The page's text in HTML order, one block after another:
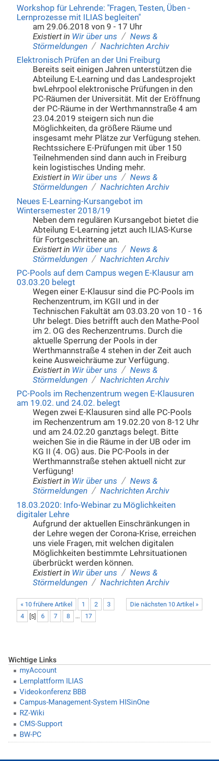
Workshop für Lehrende: "Fragen, Testen, Üben -
Lernprozesse mit ILIAS begleiten"
am 29.06.2018 von 9 - 17 Uhr
Existiert in Wir über uns / News &
Störmeldungen / Nachrichten Archiv
Elektronisch Prüfen an der Uni Freiburg
Bereits seit einigen Jahren unterstützen die
Abteilung E-Learning und das Landesprojekt
bwLehrpool elektronische Prüfungen in den
PC-Räumen der Universität. Mit der Eröffnung
der PC-Räume in der Werthmannstraße 4 am
23.04.2019 steigern sich nun die
Möglichkeiten, da größere Räume und
insgesamt mehr Plätze zur Verfügung stehen.
Rechtssichere E-Prüfungen mit über 150
Teilnehmenden sind dann auch in Freiburg
kein logistisches Unding mehr.
Existiert in Wir über uns / News &
Störmeldungen / Nachrichten Archiv
Neues E-Learning-Kursangebot im
Wintersemester 2018/19
Neben dem regulären Kursangebot bietet die
Abteilung E-Learning jetzt auch ILIAS-Kurse
für Fortgeschrittene an.
Existiert in Wir über uns / News &
Störmeldungen / Nachrichten Archiv
PC-Pools auf dem Campus wegen E-Klausur am
03.03.20 belegt
Wegen einer E-Klausur sind die PC-Pools im
Rechenzentrum, im KGII und in der
Technischen Fakultät am 03.03.20 von 10 - 16
Uhr belegt. Dies betrifft auch den Mathe-Pool
im 2. OG des Rechenzentrums. Durch die
aktuelle Sperrung der Pools in der
Werthmannstraße 4 stehen in der Zeit auch
keine Ausweichräume zur Verfügung.
Existiert in Wir über uns / News &
Störmeldungen / Nachrichten Archiv
PC-Pools im Rechenzentrum wegen E-Klausuren
am 19.02. und 24.02. belegt
Wegen zwei E-Klausuren sind alle PC-Pools
im Rechenzentrum am 19.02.20 von 8-12 Uhr
und am 24.02.20 ganztags belegt. Bitte
weichen Sie in die Räume in der UB oder im
KG II (4. OG) aus. Die PC-Pools in der
Werthmannstraße stehen aktuell nicht zur
Verfügung!
Existiert in Wir über uns / News &
Störmeldungen / Nachrichten Archiv
18.03.2020: Info-Webinar zu Möglichkeiten
digitaler Lehre
Aufgrund der aktuellen Einschränkungen in
der Lehre wegen der Corona-Krise, erreichen
uns viele Fragen, mit welchen digitalen
Möglichkeiten bestimmte Lehrsituationen
überbrückt werden können.
Existiert in Wir über uns / News &
Störmeldungen / Nachrichten Archiv
« 10 frühere Artikel Die nächsten 10 Artikel »
1 2
3
4
[5] 6 7 8 ... 17
Wichtige Links
myAccount
Lernplattform ILIAS
Videokonferenz BBB
Campus-Management-System HISinOne
RZ-Wiki
CMS-Support
BW-PC